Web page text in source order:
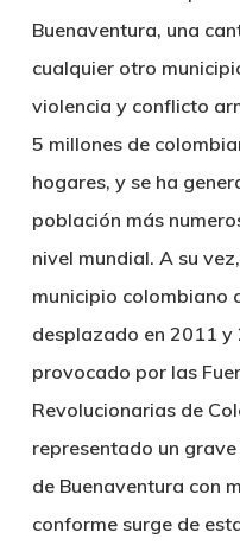
Buenaventura, una
cualquier otro
violencia y conflicto
5 millones de
hogares, y se ha
población más
nivel mundial. A su
municipio colombiano
desplazado en 2011 y
provocado por las
Revolucionarias de
representado un
de Buenaventura con
conforme surge de